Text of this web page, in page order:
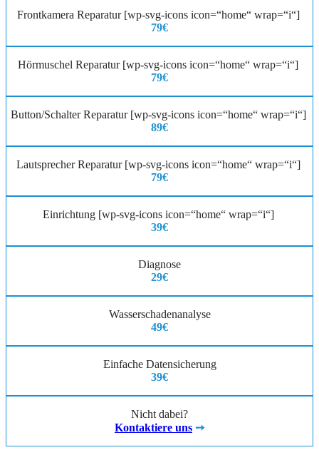
Frontkamera Reparatur [wp-svg-icons icon=“home“ wrap=“i“]
79€
Hörmuschel Reparatur [wp-svg-icons icon=“home“ wrap=“i“]
79€
Button/Schalter Reparatur [wp-svg-icons icon=“home“ wrap=“i“]
89€
Lautsprecher Reparatur [wp-svg-icons icon=“home“ wrap=“i“]
79€
Einrichtung [wp-svg-icons icon=“home“ wrap=“i“]
39€
Diagnose
29€
Wasserschadenanalyse
49€
Einfache Datensicherung
39€
Nicht dabei?
Kontaktiere uns ➙